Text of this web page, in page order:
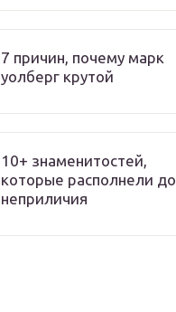
7 причин, почему марк
уолберг крутой
10+ знаменитостей,
которые располнели до
неприличия